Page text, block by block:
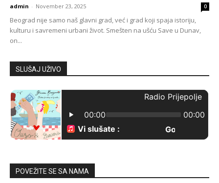
admin - November 23, 2025 0
Beograd nije samo naš glavni grad, već i grad koji spaja istoriju,
kulturu i savremeni urbani život. Smešten na ušću Save u Dunav,
on...
SLUŠAJ UŽIVO
POVEŽITE SE SA NAMA